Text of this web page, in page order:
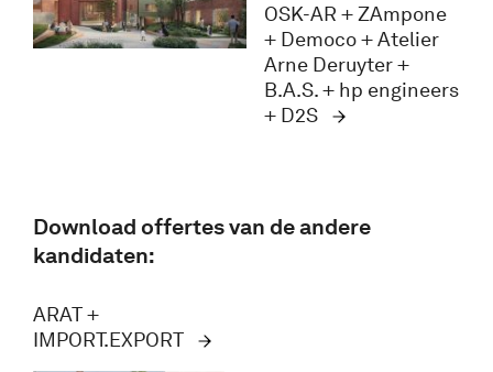
OSK-AR + ZAmpone
+ Democo + Atelier
Arne Deruyter +
B.A.S. + hp engineers
+ D2S
Download offertes van de andere
kandidaten:
ARAT +
IMPORT.EXPORT